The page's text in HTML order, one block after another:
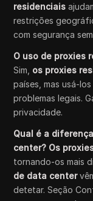
residenciais
restrições
com segurança
O uso de proxies
Sim, os proxies
países, mas usá-
problemas legais.
privacidade.
Qual é a
center? Os
tornando-os mais
de data center
detetar. Seção